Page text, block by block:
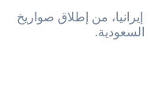
من إطلاق صواريخ